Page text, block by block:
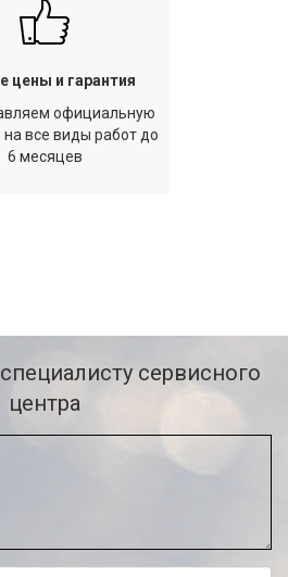
цены и гарантия
официальную
все виды работ до
6 месяцев
сервисного
центра